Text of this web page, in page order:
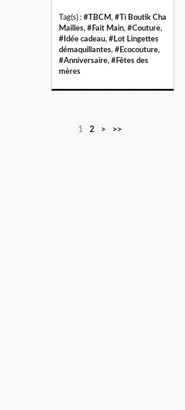
Tag(s) : #TBCM, #Ti Boutik Cha
Mailles, #Fait Main, #Couture,
#Idée cadeau, #Lot Lingettes
démaquillantes, #Ecocouture,
#Anniversaire, #Fêtes des
mères
1 2 > >>